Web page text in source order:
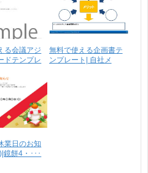
る会議アジ
ドテンプレ
無料で使える企画書テ
ンプレート| 自社メ
業日のお知
鏡餅4・･･･